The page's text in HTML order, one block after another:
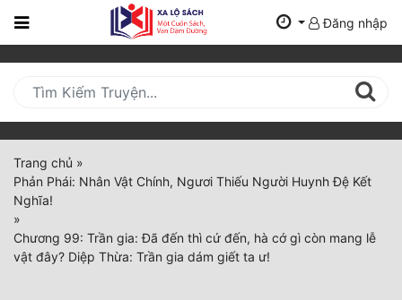
Trang
Mới
Cập
Nhật
(current)
BXH
Thể Loại
Đăng nhập
Trang chủ »
Phản Phái: Nhân Vật Chính, Ngươi Thiếu Người Huynh Đệ Kết
Nghĩa!
»
Chương 99: Trần gia: Đã đến thì cứ đến, hà cớ gì còn mang lễ
vật đây? Diệp Thừa: Trần gia dám giết ta ư!